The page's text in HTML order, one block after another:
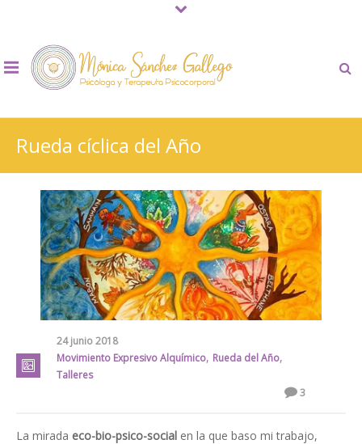
Rueda cíclica del Año
24 junio 2018
Movimiento Expresivo Alquímico, Rueda del Año,
Talleres
3
La mirada eco-bio-psico-social en la que baso mi trabajo,